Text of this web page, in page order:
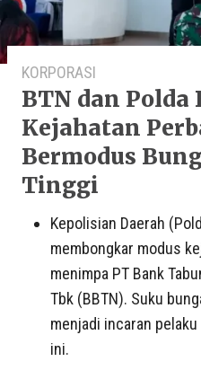
KORPORASI
BTN dan Polda
Kejahatan
Bermodus
Tinggi
Kepolisian Daerah
membongkar modus
menimpa PT Bank
Tbk (BBTN). Suku
menjadi incaran
ini.